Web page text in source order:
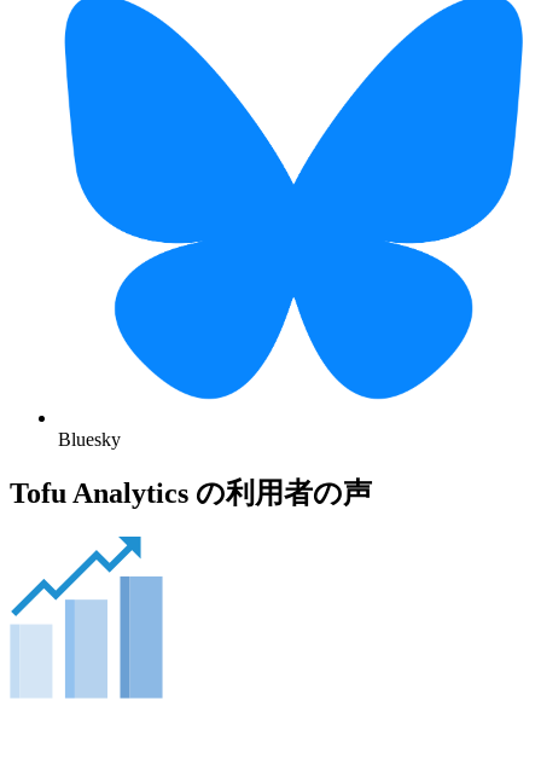
Bluesky
Tofu Analytics の利用者の声